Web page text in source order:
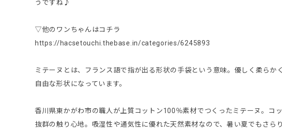
うですね♪
▽他のワンちゃんはコチラ
https://hacsetouchi.thebase.in/categories/6245893
ミテーヌとは、フランス語で指が出る形状の手袋という意味。優しく柔ら
自由な形状になっています。
香川県東かがわ市の職人が上質コットン100％素材でつくったミテーヌ。コ
抜群の触り心地。吸湿性や通気性に優れた天然素材なので、暑い夏でもさら